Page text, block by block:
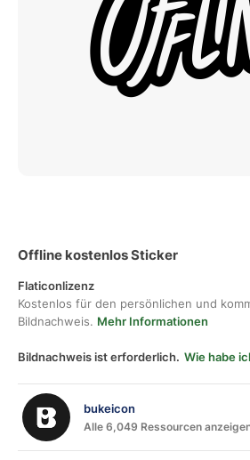
Offline kostenlos Sticker
Flaticonlizenz
Kostenlos für den persönlichen und
Bildnachweis. Mehr Informationen
Bildnachweis ist erforderlich. Wie habe
bukeicon
Alle 6,049 Ressourcen